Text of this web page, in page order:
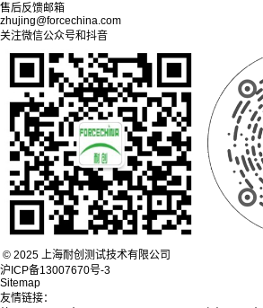
售后反馈邮箱
zhujing@forcechina.com
关注微信公众号和抖音
© 2025 上海耐创测试技术有限公司
沪ICP备13007670号-3
Sitemap
友情链接：